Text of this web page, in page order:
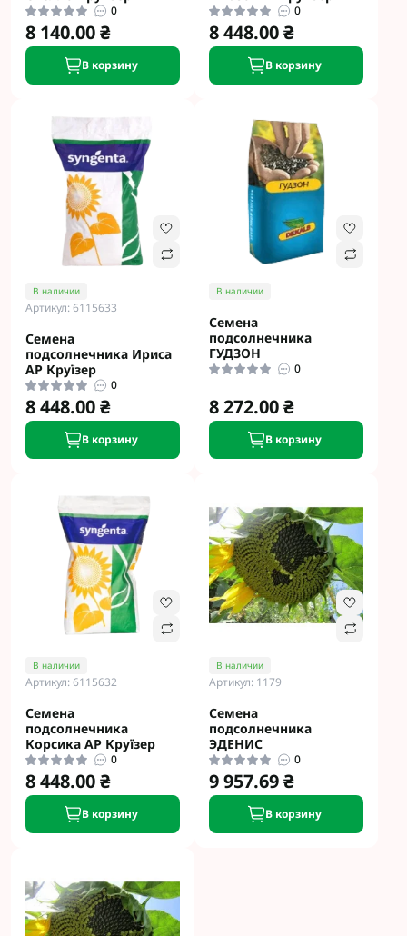
0
8 140.00 ₴
В корзину
0
8 448.00 ₴
В корзину
В наличии
Артикул: 6115633
Семена
подсолнечника Ириса
АР Круїзер
0
8 448.00 ₴
В корзину
В наличии
Семена
подсолнечника
ГУДЗОН
0
8 272.00 ₴
В корзину
В наличии
Артикул: 6115632
Семена
подсолнечника
Корсика АР Круїзер
0
8 448.00 ₴
В корзину
В наличии
Артикул: 1179
Семена
подсолнечника
ЭДЕНИС
0
9 957.69 ₴
В корзину